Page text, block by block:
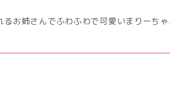
お姉さんでふわふわで可愛いまりーちゃ